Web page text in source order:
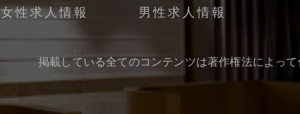
女性求人情報 男性求人情報
掲載している全てのコンテンツは著作権法によっ